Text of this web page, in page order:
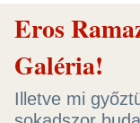
Eros
Galéria!
Illetve mi